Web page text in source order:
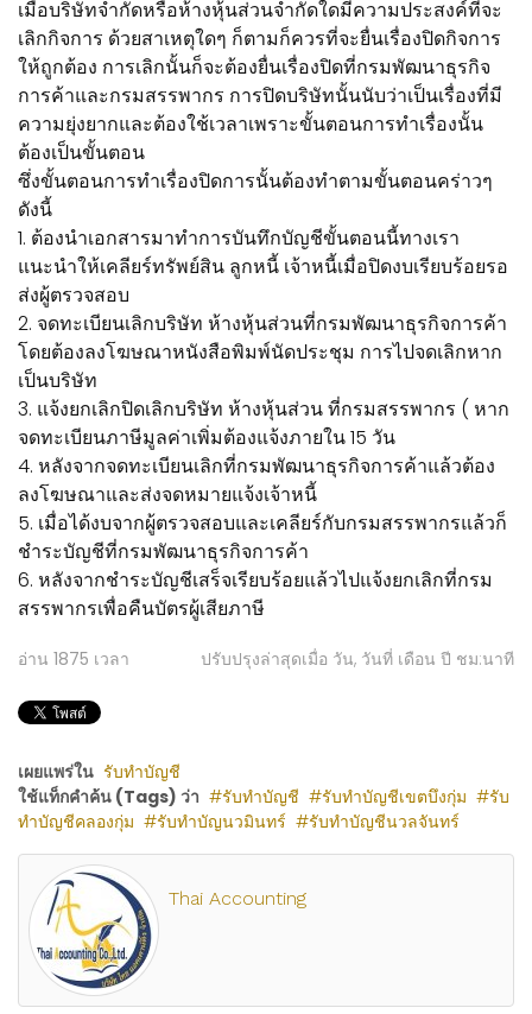
เมื่อบริษัทจำกัดหรือห้างหุ้นส่วนจำกัดใดมีความประสงค์ที่จะ
เลิกกิจการ ด้วยสาเหตุใดๆ ก็ตามก็ควรที่จะยื่นเรื่องปิดกิจการ
ให้ถูกต้อง การเลิกนั้นก็จะต้องยื่นเรื่องปิดที่กรมพัฒนาธุรกิจ
การค้าและกรมสรรพากร การปิดบริษัทนั้นนับว่าเป็นเรื่องที่มี
ความยุ่งยากและต้องใช้เวลาเพราะขั้นตอนการทำเรื่องนั้น
ต้องเป็นขั้นตอน
ซึ่งขั้นตอนการทำเรื่องปิดการนั้นต้องทำตามขั้นตอนคร่าวๆ
ดังนี้
1. ต้องนำเอกสารมาทำการบันทึกบัญชีขั้นตอนนี้ทางเรา
แนะนำให้เคลียร์ทรัพย์สิน ลูกหนี้ เจ้าหนี้เมื่อปิดงบเรียบร้อยรอ
ส่งผู้ตรวจสอบ
2. จดทะเบียนเลิกบริษัท ห้างหุ้นส่วนที่กรมพัฒนาธุรกิจการค้า
โดยต้องลงโฆษณาหนังสือพิมพ์นัดประชุม การไปจดเลิกหาก
เป็นบริษัท
3. แจ้งยกเลิกปิดเลิกบริษัท ห้างหุ้นส่วน ที่กรมสรรพากร ( หาก
จดทะเบียนภาษีมูลค่าเพิ่มต้องแจ้งภายใน 15 วัน
4. หลังจากจดทะเบียนเลิกที่กรมพัฒนาธุรกิจการค้าแล้วต้อง
ลงโฆษณาและส่งจดหมายแจ้งเจ้าหนี้
5. เมื่อได้งบจากผู้ตรวจสอบและเคลียร์กับกรมสรรพากรแล้วก็
ชำระบัญชีที่กรมพัฒนาธุรกิจการค้า
6. หลังจากชำระบัญชีเสร็จเรียบร้อยแล้วไปแจ้งยกเลิกที่กรม
สรรพากรเพื่อคืนบัตรผู้เสียภาษี
อ่าน 1875 เวลา ปรับปรุงล่าสุดเมื่อ วัน, วันที่ เดือน ปี ชม:นาที
เผยแพร่ใน รับทำบัญชี
ใช้แท็กคำค้น (Tags) ว่า
รับทำบัญชี รับทำบัญชีเขตบึงกุ่ม
รับ
ทำบัญชีคลองกุ่ม
รับทำบัญนวมินทร์ รับทำบัญชีนวลจันทร์
Thai Accounting